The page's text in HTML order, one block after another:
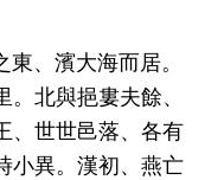
、濱大海而居。
北與挹婁夫餘、
、世世邑落、各有
小異。漢初、燕亡